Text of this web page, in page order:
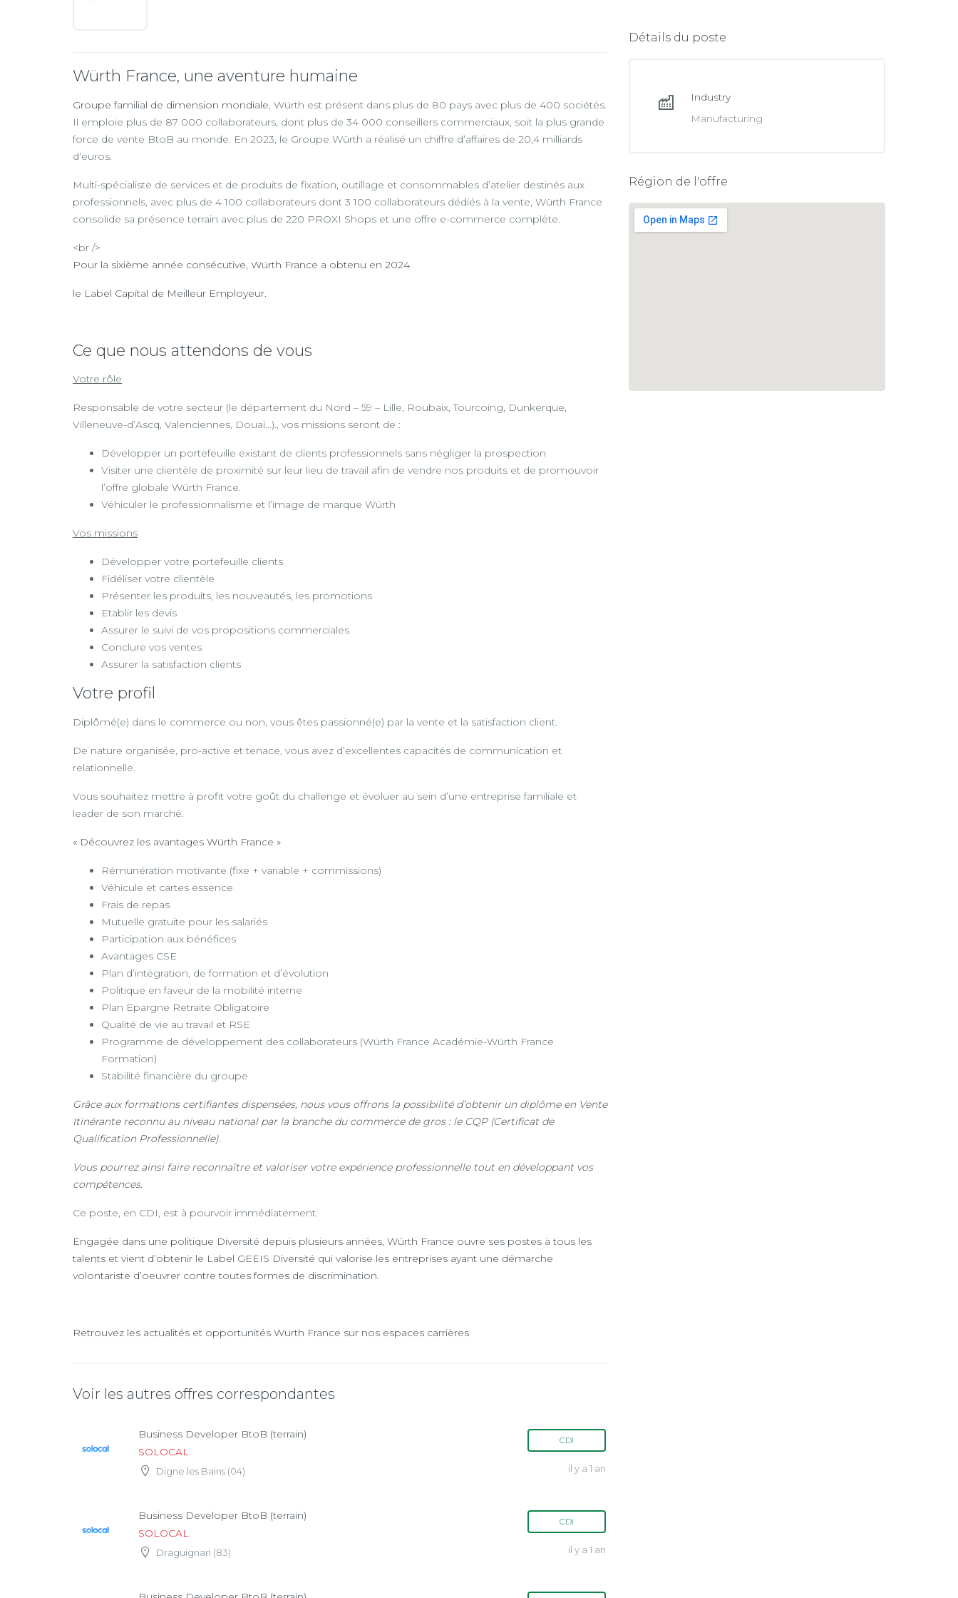
Würth France, une aventure humaine
Groupe familial de dimension mondiale, Würth est présent dans plus de 80 pays avec plus de 400 sociétés.
Il emploie plus de 87 000 collaborateurs, dont plus de 34 000 conseillers commerciaux, soit la plus grande
force de vente BtoB au monde. En 2023, le Groupe Würth a réalisé un chiffre d’affaires de 20,4 milliards
d’euros.
Multi-spécialiste de services et de produits de fixation, outillage et consommables d’atelier destinés aux
professionnels, avec plus de 4 100 collaborateurs dont 3 100 collaborateurs dédiés à la vente, Würth France
consolide sa présence terrain avec plus de 220 PROXI Shops et une offre e-commerce complète.
<br />
Pour la sixième année consécutive, Würth France a obtenu en 2024
le Label Capital de Meilleur Employeur.
Ce que nous attendons de vous
Votre rôle
Responsable de votre secteur (le département du Nord – 59 – Lille, Roubaix, Tourcoing, Dunkerque,
Villeneuve-d’Ascq, Valenciennes, Douai…)., vos missions seront de :
Développer un portefeuille existant de clients professionnels sans négliger la prospection
Visiter une clientèle de proximité sur leur lieu de travail afin de vendre nos produits et de promouvoir
l’offre globale Würth France.
Véhiculer le professionnalisme et l’image de marque Würth
Vos missions
Développer votre portefeuille clients
Fidéliser votre clientèle
Présenter les produits, les nouveautés, les promotions
Etablir les devis
Assurer le suivi de vos propositions commerciales
Conclure vos ventes
Assurer la satisfaction clients
Votre profil
Diplômé(e) dans le commerce ou non, vous êtes passionné(e) par la vente et la satisfaction client.
De nature organisée, pro-active et tenace, vous avez d’excellentes capacités de communication et
relationnelle.
Vous souhaitez mettre à profit votre goût du challenge et évoluer au sein d’une entreprise familiale et
leader de son marché.
« Découvrez les avantages Würth France »
Rémunération motivante (fixe + variable + commissions)
Véhicule et cartes essence
Frais de repas
Mutuelle gratuite pour les salariés
Participation aux bénéfices
Avantages CSE
Plan d’intégration, de formation et d’évolution
Politique en faveur de la mobilité interne
Plan Epargne Retraite Obligatoire
Qualité de vie au travail et RSE
Programme de développement des collaborateurs (Würth France Académie-Würth France
Formation)
Stabilité financière du groupe
Grâce aux formations certifiantes dispensées, nous vous offrons la possibilité d’obtenir un diplôme en Vente
Itinérante reconnu au niveau national par la branche du commerce de gros : le CQP (Certificat de
Qualification Professionnelle).
Vous pourrez ainsi faire reconnaître et valoriser votre expérience professionnelle tout en développant vos
compétences.
Ce poste, en CDI, est à pourvoir immédiatement.
Engagée dans une politique Diversité depuis plusieurs années, Würth France ouvre ses postes à tous les
talents et vient d’obtenir le Label GEEIS Diversité qui valorise les entreprises ayant une démarche
volontariste d’oeuvrer contre toutes formes de discrimination.
Retrouvez les actualités et opportunités Wurth France sur nos espaces carrières
Voir les autres offres correspondantes
Business Developer BtoB (terrain)
SOLOCAL
Digne les Bains (04)
CDI
il y a 1 an
Business Developer BtoB (terrain)
SOLOCAL
Draguignan (83)
CDI
il y a 1 an
Détails du poste
Industry
Manufacturing
Région de l'offre